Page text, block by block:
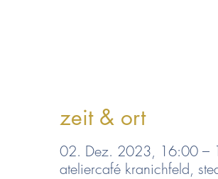
zeit & ort
02. Dez. 2023, 16:00 –
ateliercafé kranichfeld,